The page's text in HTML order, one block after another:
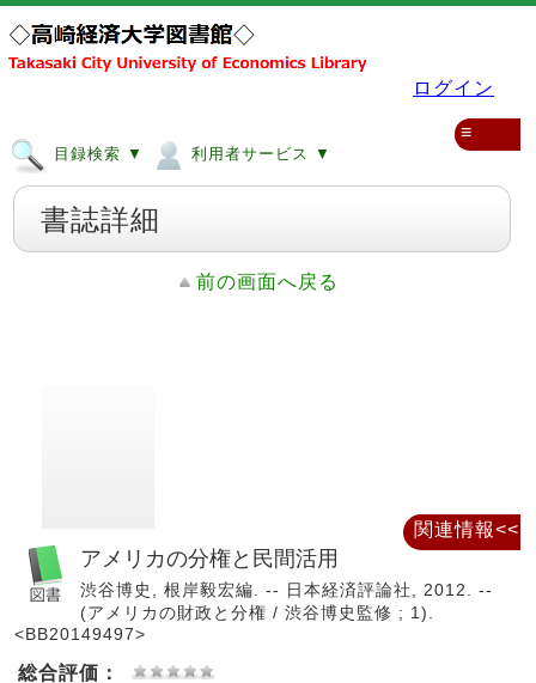
ログイン
目録検索 ▼ 利用者サービス ▼
≡
書誌詳細
前の画面へ戻る
アメリカの分権と民間活用
渋谷博史, 根岸毅宏編. -- 日本経済評論社, 2012. --
(アメリカの財政と分権 / 渋谷博史監修 ; 1).
<BB20149497>
総合評価：
関連情報<<